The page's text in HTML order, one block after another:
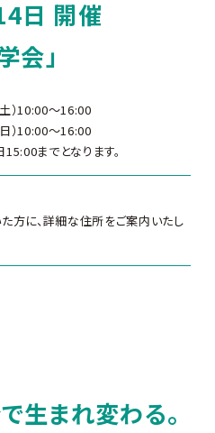
日 開催
会」
）10:00〜16:00
）10:00〜16:00
までとなります。
方に、詳細な住所をご案内いたし
生まれ変わる。